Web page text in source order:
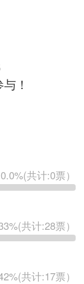
！
0.0%(共计:0票）
共计:28票）
共计:17票）